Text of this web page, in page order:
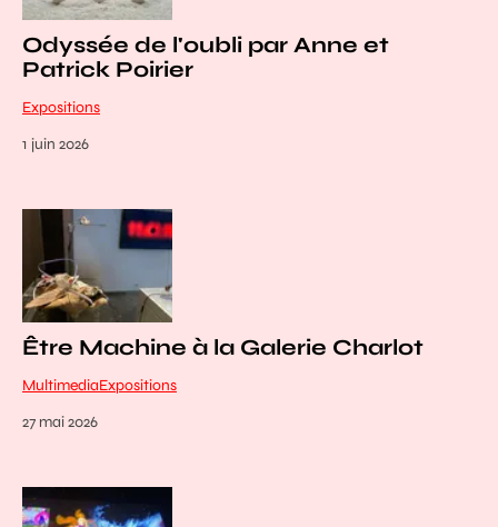
Odyssée de l'oubli par Anne et
Patrick Poirier
Expositions
1 juin 2026
Être Machine à la Galerie Charlot
MultimediaExpositions
27 mai 2026